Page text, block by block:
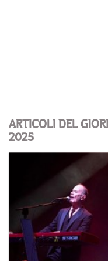
ARTICOLI DEL
2025